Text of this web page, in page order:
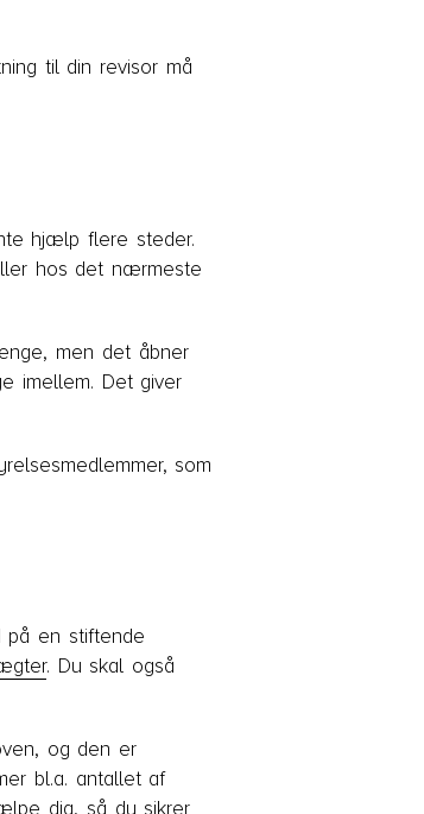
til din revisor må
hjælp flere steder.
hos det nærmeste
men det åbner
imellem. Det giver
som
på en stiftende
. Du skal også
og den er
bl.a. antallet af
dig, så du sikrer